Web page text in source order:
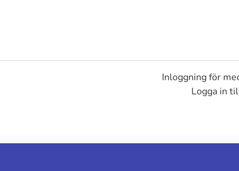
Inloggning för
Logga in